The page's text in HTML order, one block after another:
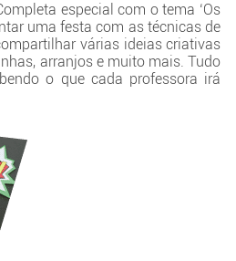
especial com o tema ‘Os
uma festa com as técnicas de
várias ideias criativas
arranjos e muito mais. Tudo
o que cada professora irá